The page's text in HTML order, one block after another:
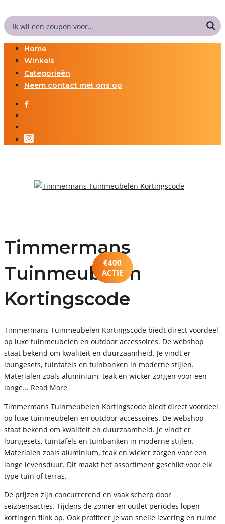
Home
Winkels
Categorieën
Neem contact met ons op
Timmermans
Tuinmeubelen
Kortingscode
Timmermans Tuinmeubelen Kortingscode biedt direct voordeel
op luxe tuinmeubelen en outdoor accessoires. De webshop
staat bekend om kwaliteit en duurzaamheid. Je vindt er
loungesets, tuintafels en tuinbanken in moderne stijlen.
Materialen zoals aluminium, teak en wicker zorgen voor een
lange... Read More
Timmermans Tuinmeubelen Kortingscode biedt direct voordeel
op luxe tuinmeubelen en outdoor accessoires. De webshop
staat bekend om kwaliteit en duurzaamheid. Je vindt er
loungesets, tuintafels en tuinbanken in moderne stijlen.
Materialen zoals aluminium, teak en wicker zorgen voor een
lange levensduur. Dit maakt het assortiment geschikt voor elk
type tuin of terras.
De prijzen zijn concurrerend en vaak scherp door
seizoensacties. Tijdens de zomer en outlet periodes lopen
kortingen flink op. Ook profiteer je van snelle levering en ruime
10%
CODE
€300
ACTIE
10%
CODE
€500
30%
SALE
ACTIE
€400
ACTIE